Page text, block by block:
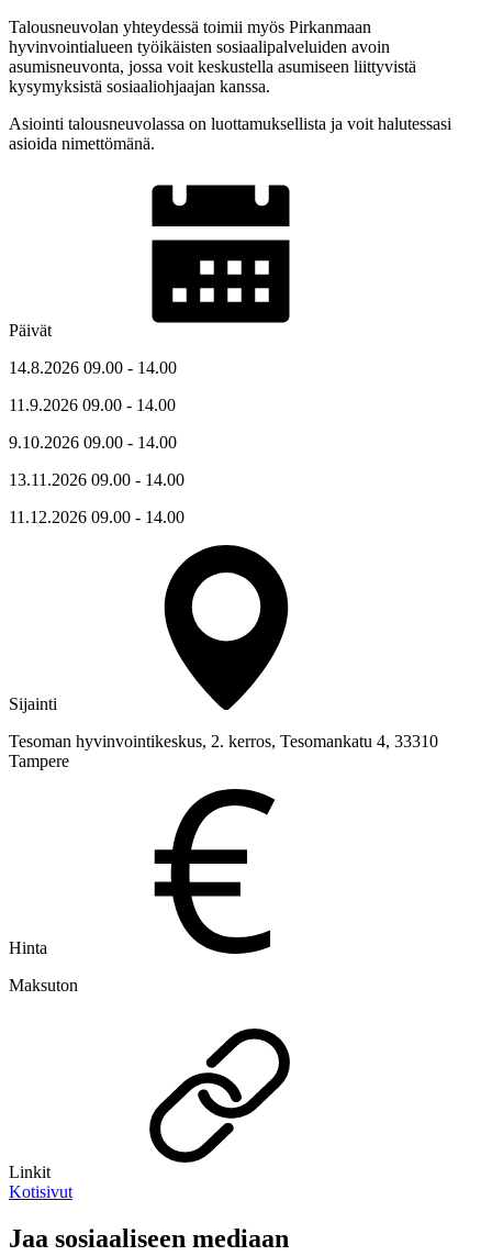
Talousneuvolan yhteydessä toimii myös Pirkanmaan
hyvinvointialueen työikäisten sosiaalipalveluiden avoin
asumisneuvonta, jossa voit keskustella asumiseen liittyvistä
kysymyksistä sosiaaliohjaajan kanssa.
Asiointi talousneuvolassa on luottamuksellista ja voit halutessasi
asioida nimettömänä.
Päivät
14.8.2026 09.00 - 14.00
11.9.2026 09.00 - 14.00
9.10.2026 09.00 - 14.00
13.11.2026 09.00 - 14.00
11.12.2026 09.00 - 14.00
Sijainti
Tesoman hyvinvointikeskus, 2. kerros, Tesomankatu 4, 33310
Tampere
Hinta
Maksuton
Linkit
Kotisivut
Jaa sosiaaliseen mediaan